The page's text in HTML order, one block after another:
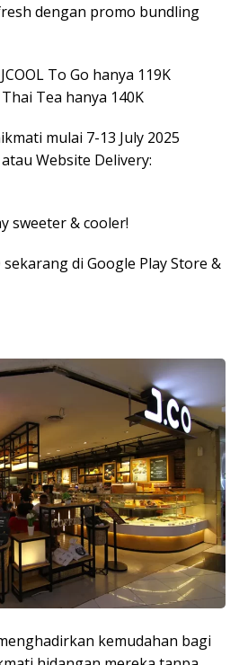
dengan promo bundling
To Go hanya 119K
Tea hanya 140K
mulai 7-13 July 2025
Website Delivery:
sweeter & cooler!
sekarang di Google Play Store &
kemudahan bagi